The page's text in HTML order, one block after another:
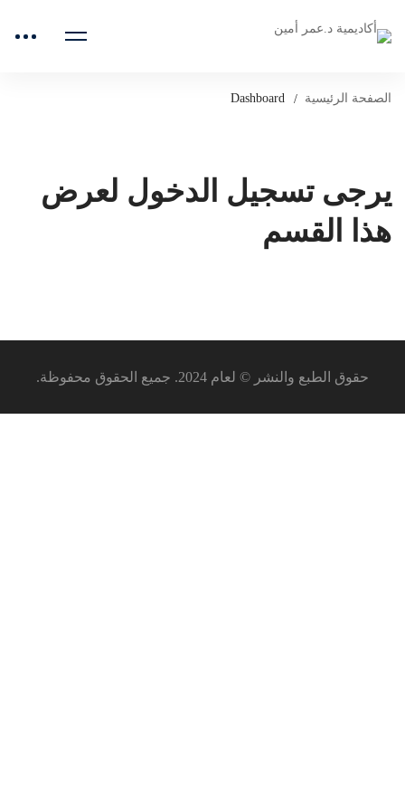
الصفحة الرئيسية Dashboard
يرجى تسجيل الدخول لعرض
هذا القسم
حقوق الطبع والنشر © لعام 2024. جميع الحقوق محفوظة.